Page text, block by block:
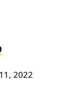
2022